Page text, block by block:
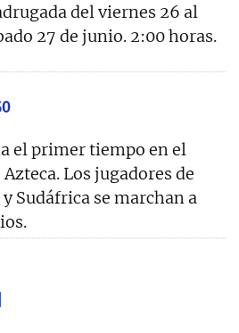
del viernes 26 al
27 de junio. 2:00 horas.
el primer tiempo en el
Los jugadores de
Sudáfrica se marchan a